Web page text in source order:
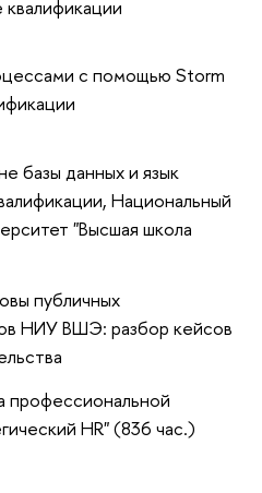
с помощью Storm
базы данных и язык
, Национальный
"Высшая школа
публичных
НИУ ВШЭ: разбор кейсов
HR" (836 час.)